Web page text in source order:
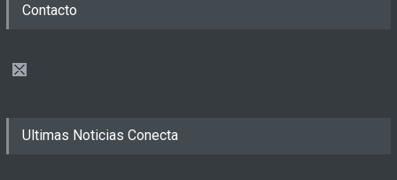
Contacto
Ultimas Noticias Conecta